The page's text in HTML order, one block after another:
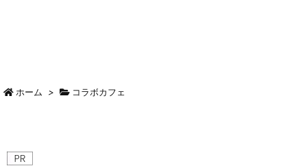
ホーム > コラボカフェ